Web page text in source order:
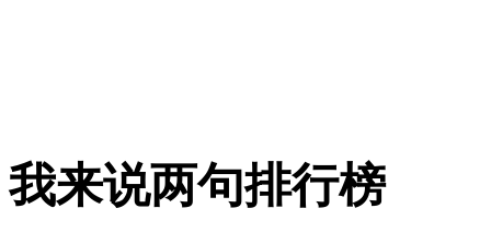
我来说两句排行榜